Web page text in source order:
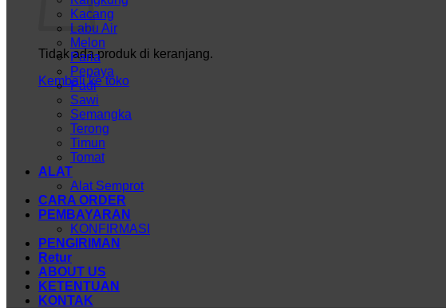
Tidak ada produk di keranjang.
Kembali ke toko
Kacang
Labu Air
Melon
Paria
Pepaya
Padi
Sawi
Semangka
Terong
Timun
Tomat
ALAT
Alat Semprot
CARA ORDER
PEMBAYARAN
KONFIRMASI
PENGIRIMAN
Retur
ABOUT US
KETENTUAN
KONTAK